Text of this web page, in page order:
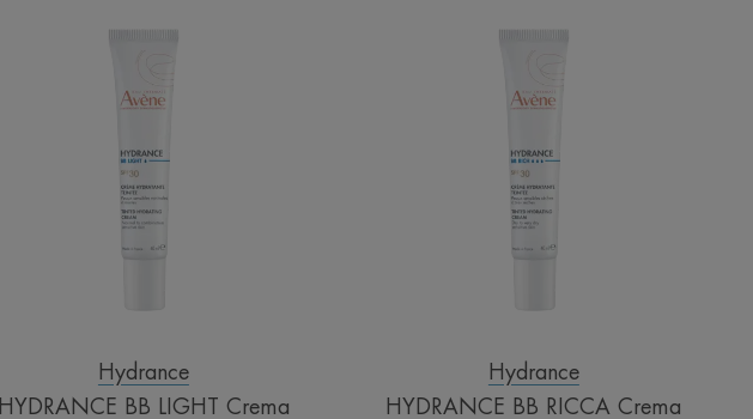
Crema
colorata
SPF30
Hydrance
HYDRANCE BB LIGHT Crema
Crema
Colorata
SPF30
Hydrance
HYDRANCE BB RICCA Crema